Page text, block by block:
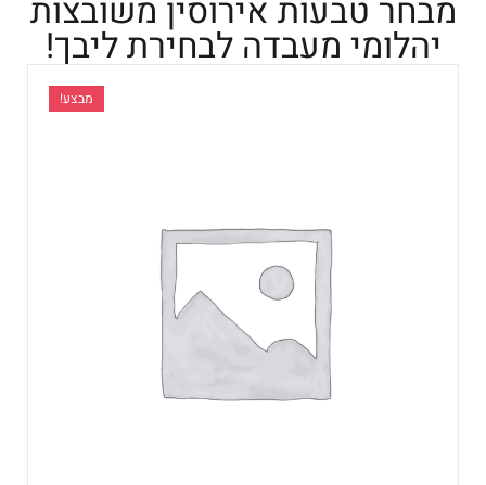
מבחר טבעות אירוסין משובצות
יהלומי מעבדה לבחירת ליבך!
מבצע!